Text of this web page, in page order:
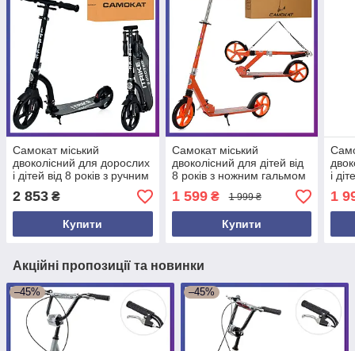
Самокат міський
двоколісний для дорослих
і дітей від 8 років з ручним
гальмом ITRIKE SR 2-035-
2 чорний
2 853 ₴
Купити
Самокат міський
двоколісний для дітей від
8 років з ножним гальмом
ITRIKE SR 2-051-OR
Жовтогарячий
1 599₴ 1 999 ₴
Купити
і
1
Акційні пропозиції та новинки
–45% –45%